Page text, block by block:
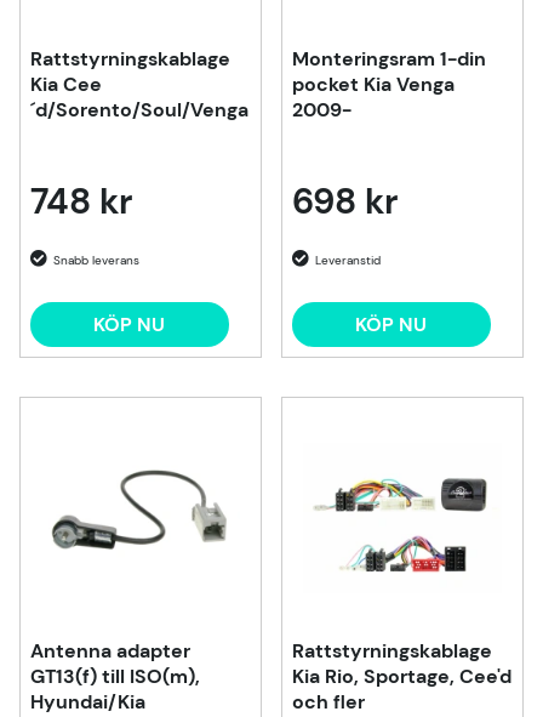
Rattstyrningskablage
Kia Cee
´d/Sorento/Soul/Venga
748 kr
KÖP NU
Monteringsram 1-din
pocket Kia Venga
2009-
698 kr
KÖP NU
Antenna adapter
GT13(f) till ISO(m),
Hyundai/Kia
Rattstyrningskablage
Kia Rio, Sportage, Cee'd
och fler